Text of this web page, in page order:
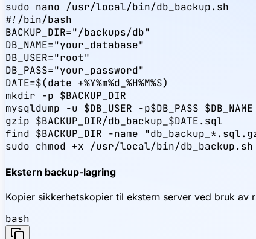
sudo nano /usr/local/bin/db_backup.sh
#!/bin/bash
BACKUP_DIR="/backups/db"
DB_NAME="your_database"
DB_USER="root"
DB_PASS="your_password"
DATE=$(date +%Y%m%d_%H%M%S)
mkdir -p $BACKUP_DIR
mysqldump -u $DB_USER -p$DB_PASS
gzip $BACKUP_DIR/db_backup_$DATE.sql
find $BACKUP_DIR -name
sudo chmod +x /usr/local/bin/db_backup.sh
Ekstern backup-lagring
Kopier sikkerhetskopier til ekstern server ved bruk av
bash